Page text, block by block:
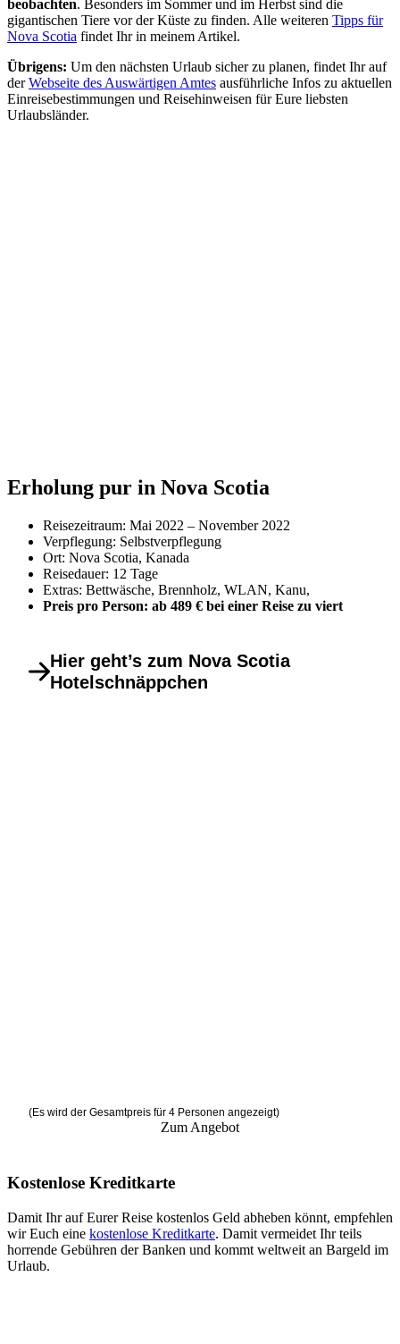
beobachten. Besonders im Sommer und im Herbst sind die
gigantischen Tiere vor der Küste zu finden. Alle weiteren Tipps für
Nova Scotia findet Ihr in meinem Artikel.
Übrigens: Um den nächsten Urlaub sicher zu planen, findet Ihr auf
derWebseite des Auswärtigen Amtes ausführliche Infos zu aktuellen
Einreisebestimmungen und Reisehinweisen für Eure liebsten
Urlaubsländer.
Erholung pur in Nova Scotia
Reisezeitraum: Mai 2022 – November 2022
Verpflegung: Selbstverpflegung
Ort: Nova Scotia, Kanada
Reisedauer: 12 Tage
Extras: Bettwäsche, Brennholz, WLAN, Kanu,
Preis pro Person: ab 489 € bei einer Reise zu viert
Hier geht’s zum Nova Scotia
Hotelschnäppchen
(Es wird der Gesamtpreis für 4 Personen angezeigt)
Zum Angebot
Kostenlose Kreditkarte
Damit Ihr auf Eurer Reise kostenlos Geld abheben könnt, empfehlen
wir Euch eine kostenlose Kreditkarte. Damit vermeidet Ihr teils
horrende Gebühren der Banken und kommt weltweit an Bargeld im
Urlaub.